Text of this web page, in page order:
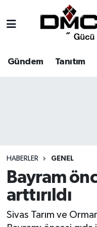
Gündem Tanıtım
HABERLER GENEL
Bayram
arttırıldı
Sivas Tarım ve
Tanıtım
Spor
Siyaset
Nöbetçi
Hava Durumu
Haber Arşivi